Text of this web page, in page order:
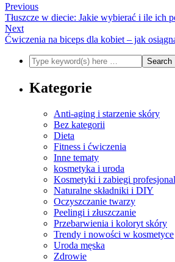
Previous
Tłuszcze w diecie: Jakie wybierać i ile ich
Next
Ćwiczenia na biceps dla kobiet – jak
Kategorie
Anti-aging i starzenie skóry
Bez kategorii
Dieta
Fitness i ćwiczenia
Inne tematy
kosmetyka i uroda
Kosmetyki i zabiegi
Naturalne składniki i DIY
Oczyszczanie twarzy
Peelingi i złuszczanie
Przebarwienia i koloryt skóry
Trendy i nowości w kosmetyce
Uroda męska
Zdrowie